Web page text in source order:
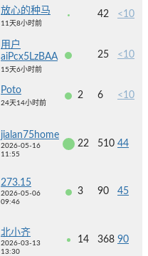
放心的种马
11天8小时前
42 <10
用户
aiPcx5LzBAA
15天6小时前
25 <10
Poto
24天14小时前
2 6 <10
jialan75home
2026-05-16
11:55
22 510 44
273.15
2026-05-06
09:46
3 90 45
北小齐
2026-03-13
13:30
14 368 90